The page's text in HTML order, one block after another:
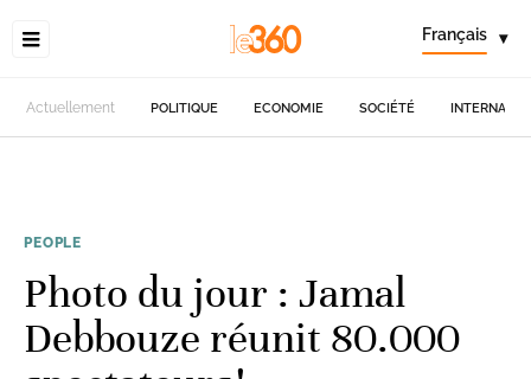
Français ▾
Actuellement POLITIQUE ECONOMIE SOCIÉTÉ
PEOPLE
Photo du jour : Jamal
Debbouze réunit 80.000